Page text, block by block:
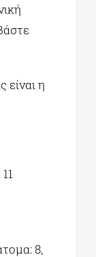
είναι η
8,